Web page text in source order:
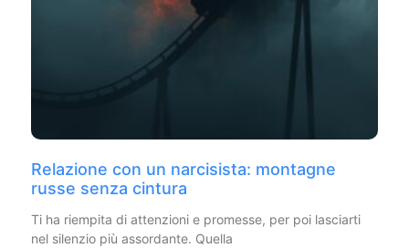
Relazione con un narcisista: montagne
russe senza cintura
Ti ha riempita di attenzioni e promesse, per poi lasciarti
nel silenzio più assordante. Quella